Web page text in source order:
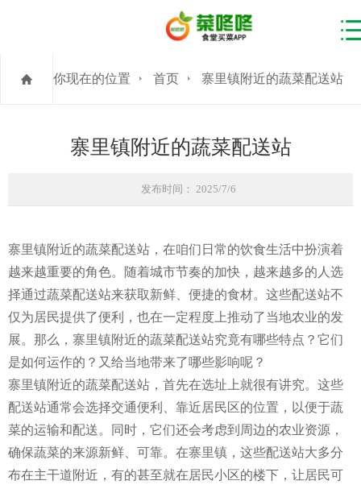
你现在的位置 首页 寨里镇附近的蔬菜配送站
寨里镇附近的蔬菜配送站
发布时间： 2025/7/6
寨里镇附近的蔬菜配送站，在咱们日常的饮食生活中扮演着
越来越重要的角色。随着城市节奏的加快，越来越多的人选
择通过蔬菜配送站来获取新鲜、便捷的食材。这些配送站不
仅为居民提供了便利，也在一定程度上推动了当地农业的发
展。那么，寨里镇附近的蔬菜配送站究竟有哪些特点？它们
是如何运作的？又给当地带来了哪些影响呢？
寨里镇附近的蔬菜配送站，首先在选址上就很有讲究。这些
配送站通常会选择交通便利、靠近居民区的位置，以便于蔬
菜的运输和配送。同时，它们还会考虑到周边的农业资源，
确保蔬菜的来源新鲜、可靠。在寨里镇，这些配送站大多分
布在主干道附近，有的甚至就在居民小区的楼下，让居民可